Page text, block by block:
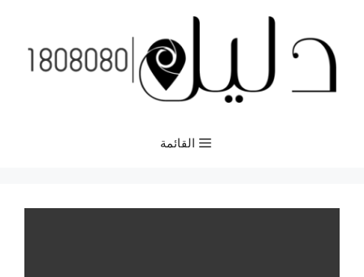
المحتوى
القائمة